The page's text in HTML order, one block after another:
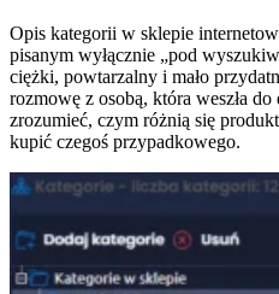
Opis kategorii w sklepie
pisanym wyłącznie „pod
ciężki, powtarzalny i mało
rozmowę z osobą, która weszła
zrozumieć, czym różnią się
kupić czegoś przypadkowego.